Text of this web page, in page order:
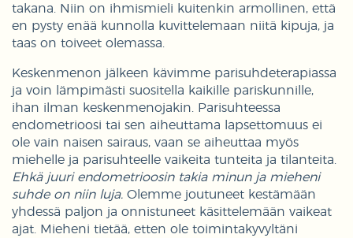
takana. Niin on ihmismieli kuitenkin armollinen, että
en pysty enää kunnolla kuvittelemaan niitä kipuja, ja
taas on toiveet olemassa.
Keskenmenon jälkeen kävimme parisuhdeterapiassa
ja voin lämpimästi suositella kaikille pariskunnille,
ihan ilman keskenmenojakin. Parisuhteessa
endometrioosi tai sen aiheuttama lapsettomuus ei
ole vain naisen sairaus, vaan se aiheuttaa myös
miehelle ja parisuhteelle vaikeita tunteita ja tilanteita.
Ehkä juuri endometrioosin takia minun ja mieheni
suhde on niin luja. Olemme joutuneet kestämään
yhdessä paljon ja onnistuneet käsittelemään vaikeat
ajat. Mieheni tietää, etten ole toimintakyvyltäni